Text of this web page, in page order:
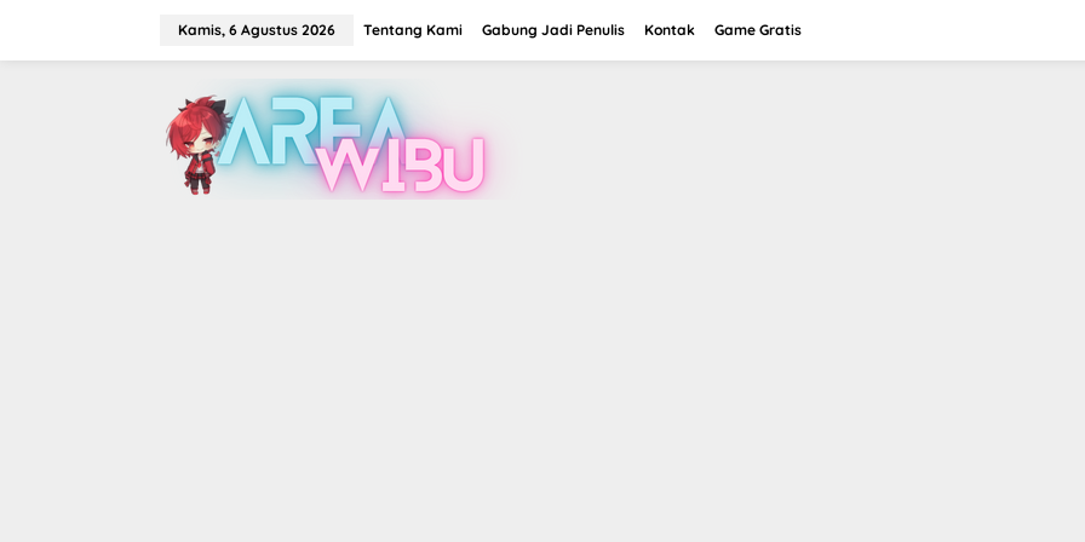
Kamis, 6 Agustus 2026 Tentang Kami Gabung Jadi Penulis Kontak Game Gratis